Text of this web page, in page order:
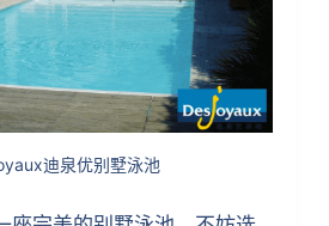
迪泉优别墅泳池